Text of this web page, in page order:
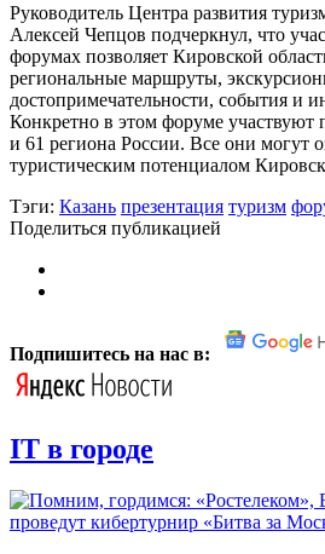
Руководитель Центра развития
Алексей Чепцов подчеркнул, что
форумах позволяет Кировской
региональные маршруты,
достопримечательности, события и
Конкретно в этом форуме участвуют
и 61 региона России. Все они могут
туристическим потенциалом
Тэги: Казань презентация туризм
Поделиться публикацией
Подпишитесь на нас в:
IT в городе